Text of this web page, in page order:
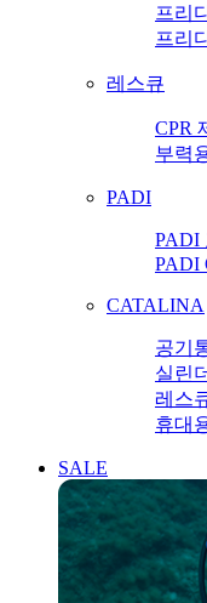
프리
프리
레스큐
CPR
부력
PADI
PADI
PADI
CATALINA
공기
실린
레스
휴대
SALE